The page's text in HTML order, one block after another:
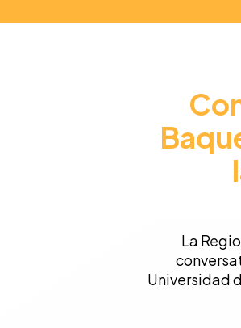
La
Universidad